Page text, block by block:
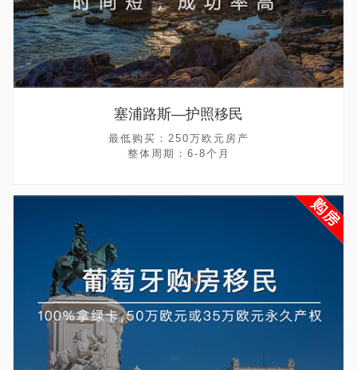
塞浦路斯—护照移民
最低购买：250万欧元房产
整体周期：6-8个月